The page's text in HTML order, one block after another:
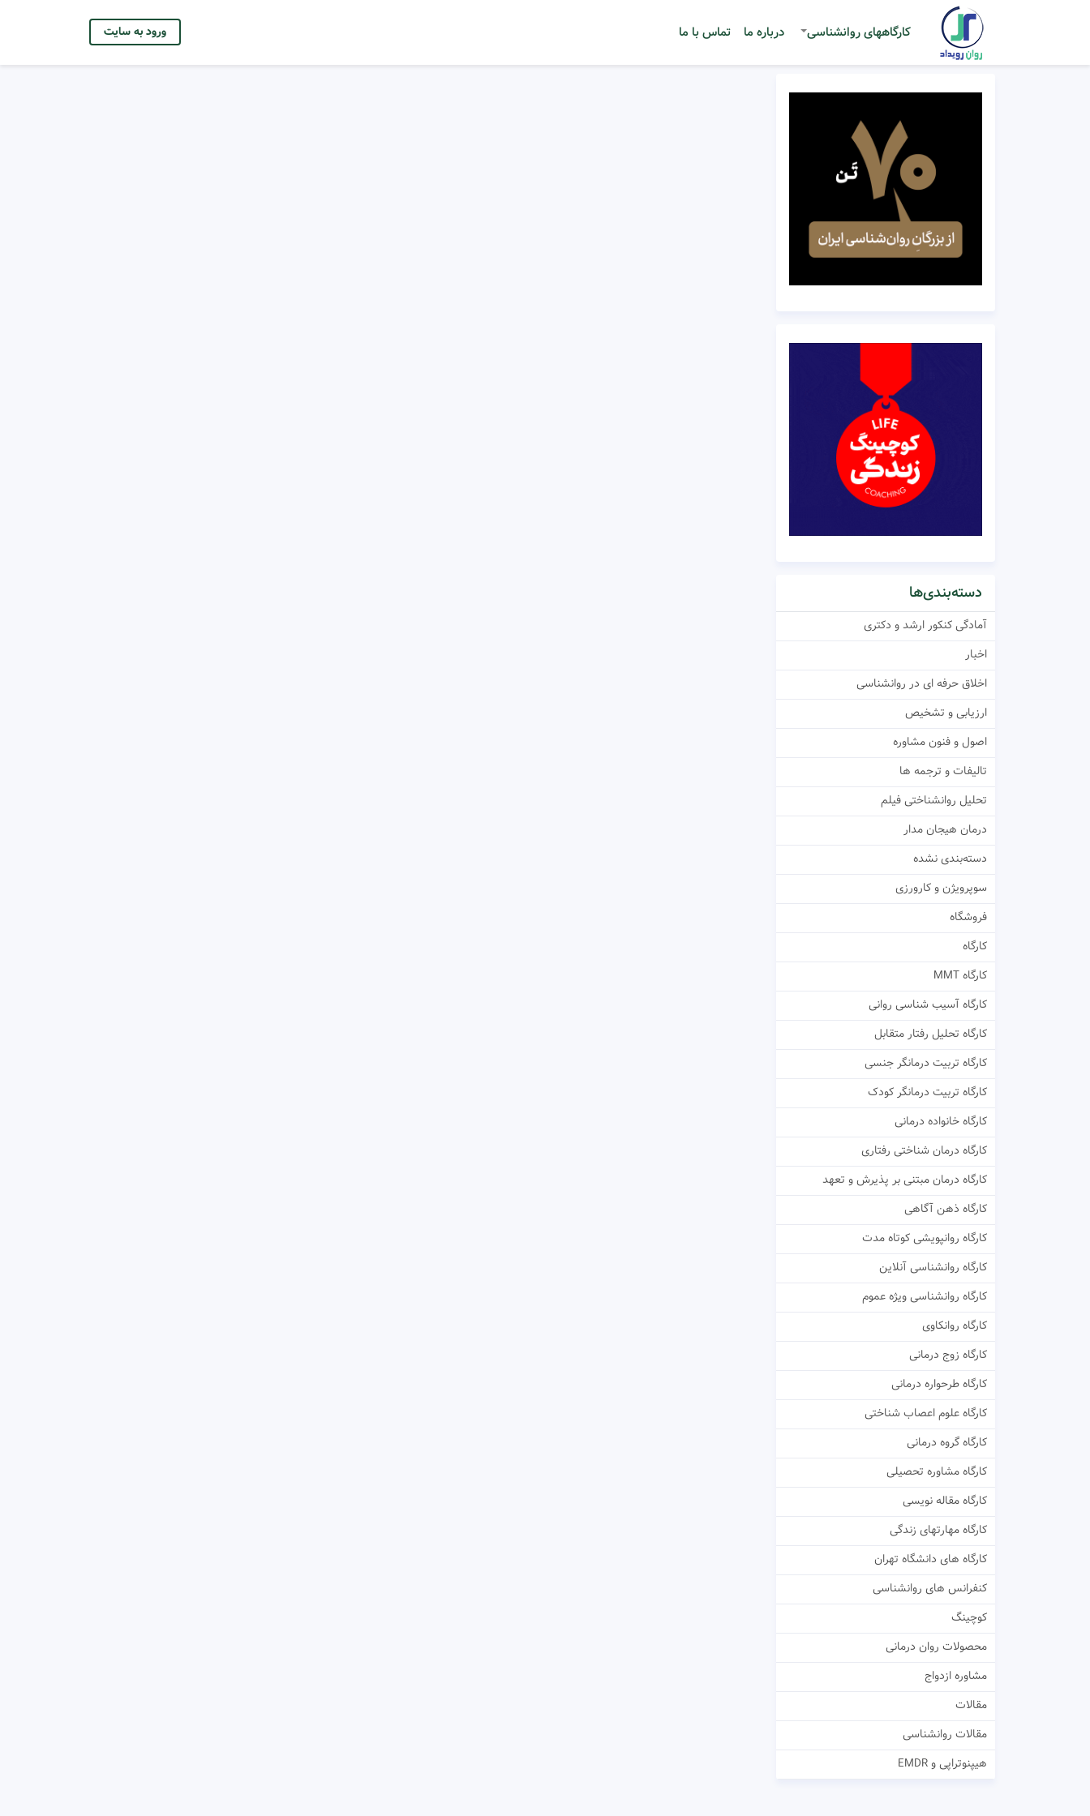
کارگاههای روانشناسی درباره ما تماس با ما ورود به سایت
دسته‌بندی‌ها
آمادگی کنکور ارشد و دکتری
اخبار
اخلاق حرفه ای در روانشناسی
ارزیابی و تشخیص
اصول و فنون مشاوره
تالیفات و ترجمه ها
تحلیل روانشناختی فیلم
درمان هیجان مدار
دسته‌بندی نشده
سوپرویژن و کارورزی
فروشگاه
کارگاه
کارگاه MMT
کارگاه آسیب شناسی روانی
کارگاه تحلیل رفتار متقابل
کارگاه تربیت درمانگر جنسی
کارگاه تربیت درمانگر کودک
کارگاه خانواده درمانی
کارگاه درمان شناختی رفتاری
کارگاه درمان مبتنی بر پذیرش و تعهد
کارگاه ذهن آگاهی
کارگاه روانپویشی کوتاه مدت
کارگاه روانشناسی آنلاین
کارگاه روانشناسی ویژه عموم
کارگاه روانکاوی
کارگاه زوج درمانی
کارگاه طرحواره درمانی
کارگاه علوم اعصاب شناختی
کارگاه گروه درمانی
کارگاه مشاوره تحصیلی
کارگاه مقاله نویسی
کارگاه مهارتهای زندگی
کارگاه های دانشگاه تهران
کنفرانس های روانشناسی
کوچینگ
محصولات روان درمانی
مشاوره ازدواج
مقالات
مقالات روانشناسی
هیپنوتراپی و EMDR